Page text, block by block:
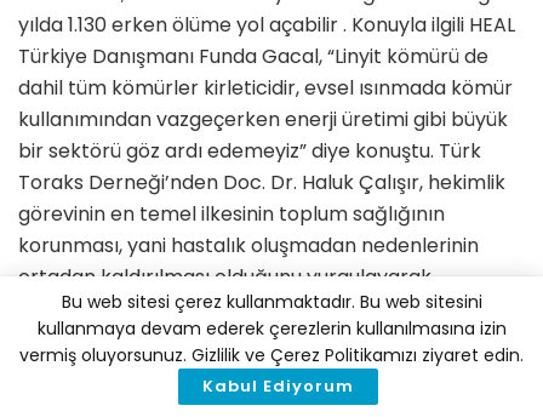
yılda 1.130 erken ölüme yol açabilir . Konuyla ilgili HEAL
Türkiye Danışmanı Funda Gacal, “Linyit kömürü de
dahil tüm kömürler kirleticidir, evsel ısınmada kömür
kullanımından vazgeçerken enerji üretimi gibi büyük
bir sektörü göz ardı edemeyiz” diye konuştu. Türk
Toraks Derneği’nden Doc. Dr. Haluk Çalışır, hekimlik
görevinin en temel ilkesinin toplum sağlığının
korunması, yani hastalık oluşmadan nedenlerinin
ortadan kaldırılması olduğunu vurgulayarak
“Bölgedeki toplum sağlığının korunması ve hastalık
yükünün azaltılması; ancak
ısınma amaçlı kömür kullanımının kontrol altına
alınması, mevcut santrallerin çevre yatırımlarının
Bu web sitesi çerez kullanmaktadır. Bu web sitesini
kullanmaya devam ederek çerezlerin kullanılmasına izin
vermiş oluyorsunuz. Gizlilik ve Çerez Politikamızı ziyaret edin.
Kabul Ediyorum